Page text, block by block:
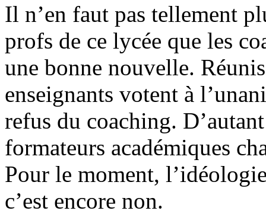
Il n’en faut pas tellement
profs de ce lycée que les
une bonne nouvelle.
enseignants votent à
refus du coaching.
formateurs académiques
Pour le moment,
c’est encore non.